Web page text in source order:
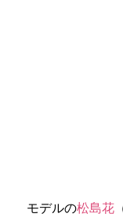
モデルの松島花